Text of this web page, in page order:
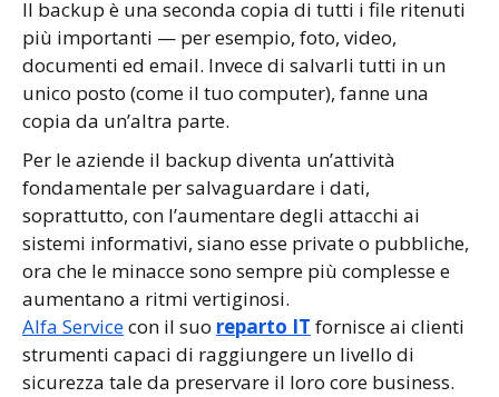
Il backup è una seconda copia di tutti i file ritenuti
più importanti — per esempio, foto, video,
documenti ed email. Invece di salvarli tutti in un
unico posto (come il tuo computer), fanne una
copia da un’altra parte.
Per le aziende il backup diventa un’attività
fondamentale per salvaguardare i dati,
soprattutto, con l’aumentare degli attacchi ai
sistemi informativi, siano esse private o pubbliche,
ora che le minacce sono sempre più complesse e
aumentano a ritmi vertiginosi.
Alfa Servicecon il suo reparto IT fornisce ai clienti
strumenti capaci di raggiungere un livello di
sicurezza tale da preservare il loro core business.